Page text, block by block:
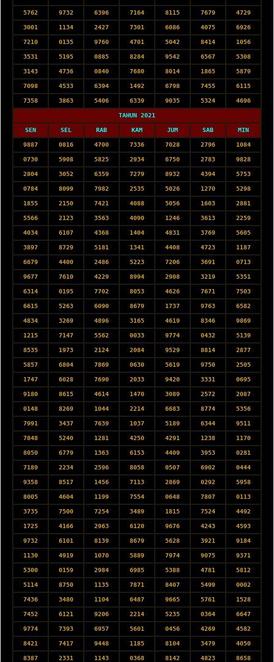
5762 9732 6396 7164 8115 7679 4729
3001 1134 2427 7301 6086 4075 6926
7210 0135 9760 4701 5042 8414 1056
3531 5195 0885 8284 9542 6567 5308
3143 4736 0840 7680 8014 1865 5879
7098 4533 6394 1492 6798 7455 6115
7358 3863 5406 6339 9035 5324 4696
TAHUN 2021
SEN SEL RAB KAM JUM SAB MIN
9887 0816 4700 7336 7028 2796 1084
0730 5908 5825 2934 6750 2783 9828
2804 3052 6359 7279 8932 4394 5753
0784 8099 7982 2535 5026 1270 5298
1855 2150 7421 4088 5056 1603 2881
5566 2123 3563 4090 1246 3613 2259
4034 6107 4368 1404 4831 3769 5605
3897 8729 5181 1341 4408 4723 1187
6679 4400 2486 5223 7206 3691 0713
9677 7610 4229 8994 2908 3219 5351
6314 0195 7702 8053 4626 7671 7503
6615 5263 6090 8679 1737 9763 6582
4834 3269 4896 3165 4619 8346 9869
1215 7147 5562 0033 9774 0432 5139
8535 1973 2124 2084 9529 8814 2877
5857 6804 7869 0630 5619 9750 2505
1747 6028 7690 2033 9420 3331 0695
9180 8615 4614 1470 3089 2572 2087
0148 8269 1044 2214 6683 8774 5356
7991 3437 7639 1037 5189 6344 9511
7848 5240 1281 4250 4291 1238 1170
8050 6779 1363 6153 4409 3953 0281
7189 2234 2596 8058 0507 6902 0444
9358 8517 1456 7113 2869 0292 5958
8005 4604 1199 7554 0648 7807 0113
3735 7500 7254 3489 1815 7524 4492
1725 4166 2963 6120 9676 4243 4593
9732 6101 8139 8679 5628 3921 9184
1130 4919 1070 5889 7974 9075 9371
5300 0159 2984 6985 5388 4781 5812
5114 8750 1135 7871 8407 5499 0002
7436 3480 1104 6487 9665 5761 1528
7452 6121 9206 2214 5235 0364 6647
9774 7393 6957 5601 0456 4269 4582
8421 7417 9448 1185 8104 3479 4050
8387 2331 1143 0368 8142 4823 8658